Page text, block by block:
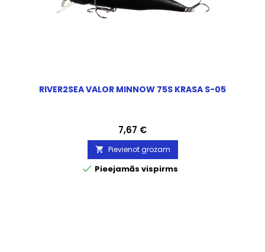
RIVER2SEA VALOR MINNOW 75S KRASA S-05
Cena
7,67 €
 Pievienot grozam
 Pieejamās vispirms